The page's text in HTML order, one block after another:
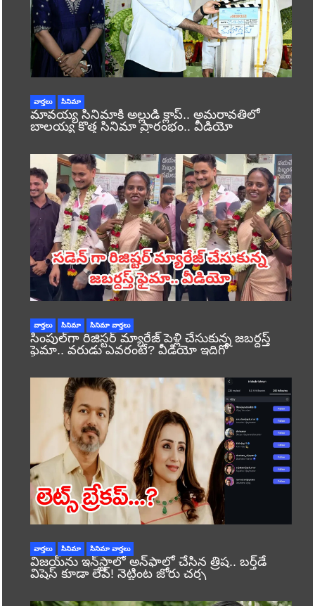
వార్తలు సినిమా
మావయ్య సినిమాకి అల్లుడి క్లాప్.. అమరావతిలో
బాలయ్య కొత్త సినిమా ప్రారంభం.. వీడియో
వార్తలు సినిమా సినిమా వార్తలు
సింపుల్‌గా రిజిస్టర్‌ మ్యారేజ్ పెళ్లి చేసుకున్న జబర్దస్త్
ఫైమా.. వరుడు ఎవరంటే? వీడియో ఇదిగో
వార్తలు సినిమా సినిమా వార్తలు
విజయ్‌ను ఇన్‌స్టాలో అన్‌ఫాలో చేసిన త్రిష.. బర్త్‌డే
విషెస్ కూడా లేవ్! నెట్టింట జోరు చర్చ